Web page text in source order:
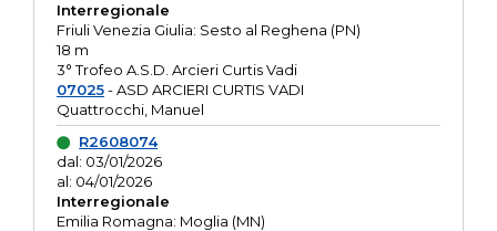
Interregionale
Friuli Venezia Giulia: Sesto al Reghena (PN)
18 m
3° Trofeo A.S.D. Arcieri Curtis Vadi
07025- ASD ARCIERI CURTIS VADI
Quattrocchi, Manuel
R2608074
dal: 03/01/2026
al: 04/01/2026
Interregionale
Emilia Romagna: Moglia (MN)